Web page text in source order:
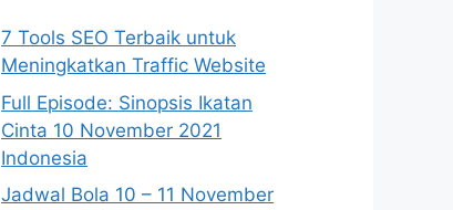
7 Tools SEO Terbaik untuk
Meningkatkan Traffic Website
Full Episode: Sinopsis Ikatan
Cinta 10 November 2021
Indonesia
Jadwal Bola 10 – 11 November